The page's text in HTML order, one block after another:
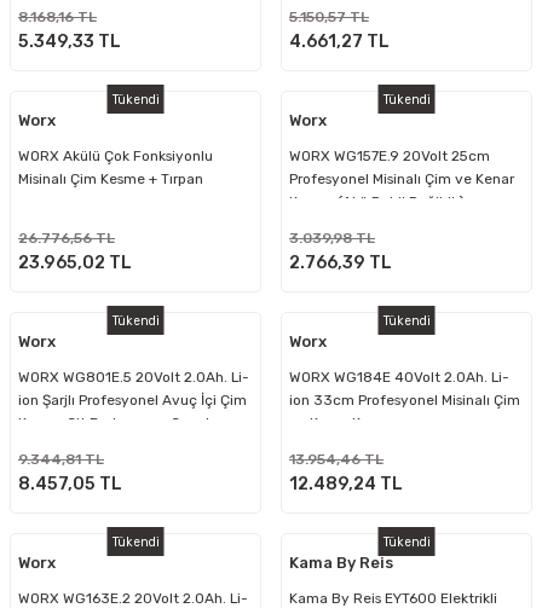
8.168,16 TL
5.349,33 TL
5.150,57 TL
4.661,27 TL
Tükendi
Worx
WORX Akülü Çok Fonksiyonlu
Misinalı Çim Kesme + Tırpan
26.776,56 TL
23.965,02 TL
Tükendi
Worx
WORX WG157E.9 20Volt 25cm
Profesyonel Misinalı Çim ve Kenar
Kesme (Akü Dahil Değildir)
3.039,98 TL
2.766,39 TL
Tükendi
Worx
WORX WG801E.5 20Volt 2.0Ah. Li-
ion Şarjlı Profesyonel Avuç İçi Çim
Kesme Çit Budama ve Çapalama
9.344,81 TL
8.457,05 TL
Tükendi
Worx
WORX WG184E 40Volt 2.0Ah. Li-
ion 33cm Profesyonel Misinalı Çim
ve Kenar Kesme
13.954,46 TL
12.489,24 TL
Tükendi
Worx
WORX WG163E.2 20Volt 2.0Ah. Li-
Tükendi
Kama By Reis
Kama By Reis EYT600 Elektrikli